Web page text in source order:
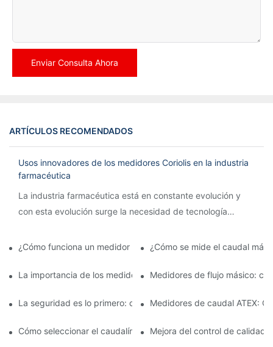
Enviar Consulta Ahora
ARTÍCULOS RECOMENDADOS
Usos innovadores de los medidores Coriolis en la industria
farmacéutica
La industria farmacéutica está en constante evolución y
con esta evolución surge la necesidad de tecnología
precisión.
¿Cómo funciona un medidor de caudal Coriolis?
¿Cómo se mide el caudal
La importancia de los medidores de flujo másico en la
Medidores de flujo másico:
La seguridad es lo primero: comprensión de los caudalímetros
Medidores de caudal ATEX:
Cómo seleccionar el caudalímetro ATEX adecuado para
Mejora del control de calidad